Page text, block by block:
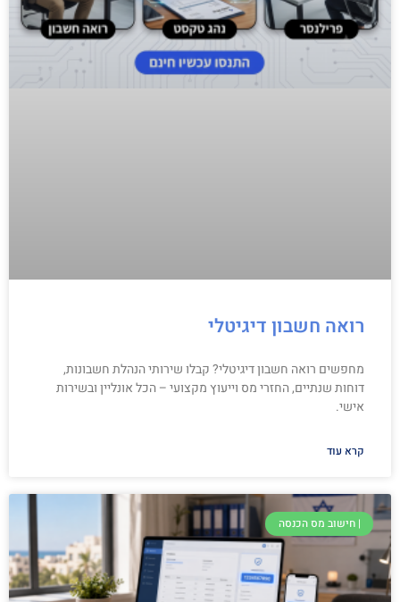
רואה חשבון דיגיטלי
מחפשים רואה חשבון דיגיטלי? קבלו שירותי הנהלת חשבונות,
דוחות שנתיים, החזרי מס וייעוץ מקצועי – הכל אונליין ובשירות
אישי.
קרא עוד
| חישוב מס הכנסה